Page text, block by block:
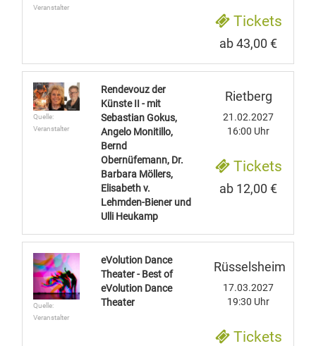
Veranstalter
Tickets
ab 43,00 €
Quelle:
Veranstalter
Rendevouz der
Künste II - mit
Sebastian Gokus,
Angelo Monitillo,
Bernd
Obernüfemann, Dr.
Barbara Möllers,
Elisabeth v.
Lehmden-Biener und
Ulli Heukamp
Rietberg
21.02.2027
16:00 Uhr
Tickets
ab 12,00 €
Quelle:
Veranstalter
eVolution Dance
Theater - Best of
eVolution Dance
Theater
Rüsselsheim
17.03.2027
19:30 Uhr
Tickets